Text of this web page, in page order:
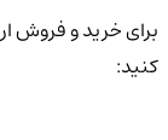
برای خرید و فروش
کنید: